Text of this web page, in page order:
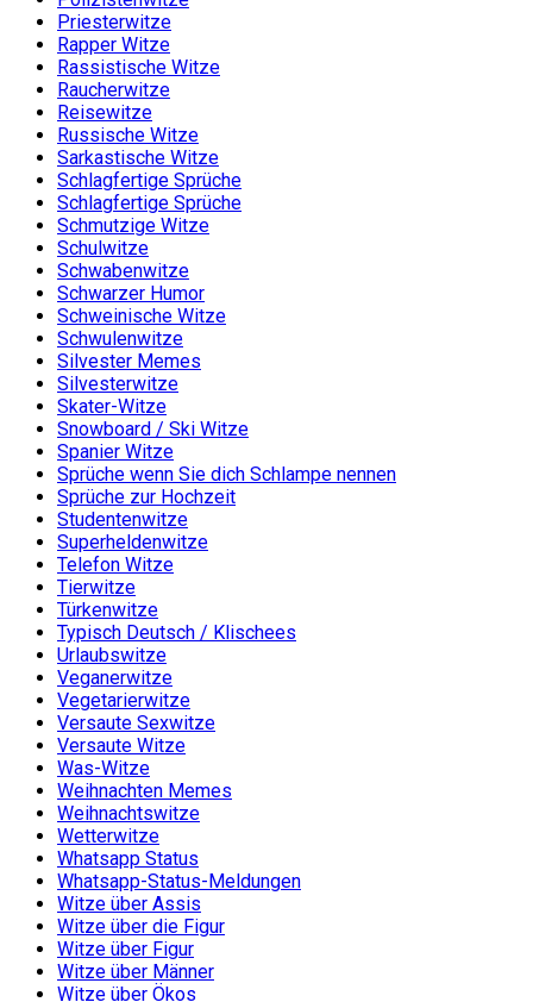
Priesterwitze
Rapper Witze
Rassistische Witze
Raucherwitze
Reisewitze
Russische Witze
Sarkastische Witze
Schlagfertige Sprüche
Schlagfertige Sprüche
Schmutzige Witze
Schulwitze
Schwabenwitze
Schwarzer Humor
Schweinische Witze
Schwulenwitze
Silvester Memes
Silvesterwitze
Skater-Witze
Snowboard / Ski Witze
Spanier Witze
Sprüche wenn Sie dich Schlampe nennen
Sprüche zur Hochzeit
Studentenwitze
Superheldenwitze
Telefon Witze
Tierwitze
Türkenwitze
Typisch Deutsch / Klischees
Urlaubswitze
Veganerwitze
Vegetarierwitze
Versaute Sexwitze
Versaute Witze
Was-Witze
Weihnachten Memes
Weihnachtswitze
Wetterwitze
Whatsapp Status
Whatsapp-Status-Meldungen
Witze über Assis
Witze über die Figur
Witze über Figur
Witze über Männer
Witze über Ökos